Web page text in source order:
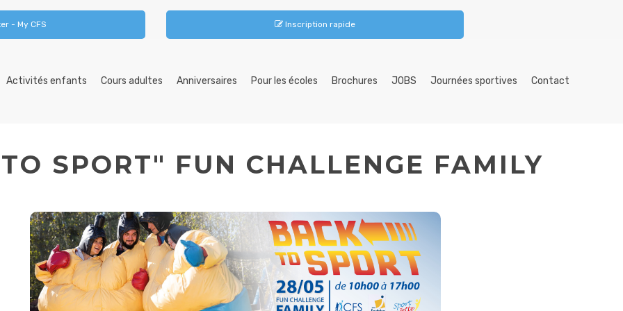
- My CFS Inscription rapide
Activités enfants Cours adultes Anniversaires Pour les écoles Brochures JOBS Journées sportives Contact
SPORT" FUN CHALLENGE FAMILY